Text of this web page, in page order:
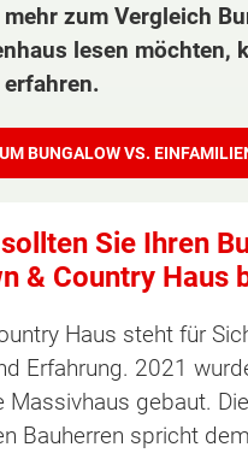
mehr zum Vergleich
lesen möchten,
BUNGALOW VS.
Sie Ihren
& Country Haus
Haus steht für
Erfahrung. 2021
gebaut.
Bauherren spricht